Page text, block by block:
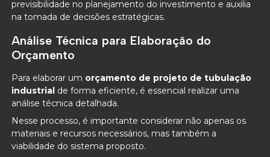
previsibilidade no planejamento do investimento e auxilia
na tomada de decisões estratégicas.
Análise Técnica para Elaboração do
Orçamento
Para elaborar um orçamento de projeto de tubulação
industrial de forma eficiente, é essencial realizar uma
análise técnica detalhada.
Nesse processo, é importante considerar não apenas os
materiais e recursos necessários, mas também a
viabilidade do sistema proposto.